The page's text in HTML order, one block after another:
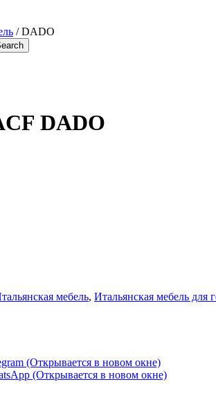
/ DADO
DADO
мебель, Итальянская мебель для
(Открывается в новом окне)
(Открывается в новом окне)